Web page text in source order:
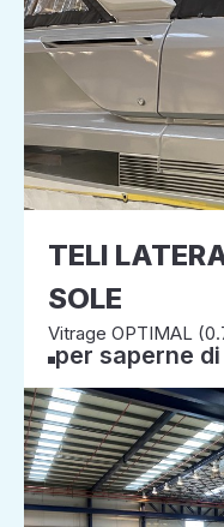
TELI
SOLE
Vitrage OPTIMAL
per saperne